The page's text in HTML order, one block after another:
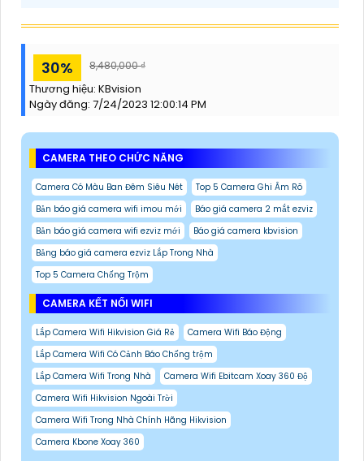
30% 8,480,000 ₫
Thương hiệu: KBvision
Ngày đăng: 7/24/2023 12:00:14 PM
CAMERA THEO CHỨC NĂNG
Camera Có Màu Ban Đêm Siêu Nét
Top 5 Camera Ghi Âm Rõ
Bản báo giá camera wifi imou mới
Báo giá camera 2 mắt ezviz
Bản báo giá camera wifi ezviz mới
Báo giá camera kbvision
Bảng báo giá camera ezviz Lắp Trong Nhà
Top 5 Camera Chống Trộm
CAMERA KẾT NỐI WIFI
Lắp Camera Wifi Hikvision Giá Rẻ
Camera Wifi Báo Động
Lắp Camera Wifi Có Cảnh Báo Chống trộm
Lắp Camera Wifi Trong Nhà
Camera Wifi Ebitcam Xoay 360 Độ
Camera Wifi Hikvision Ngoài Trời
Camera Wifi Trong Nhà Chính Hãng Hikvision
Camera Kbone Xoay 360